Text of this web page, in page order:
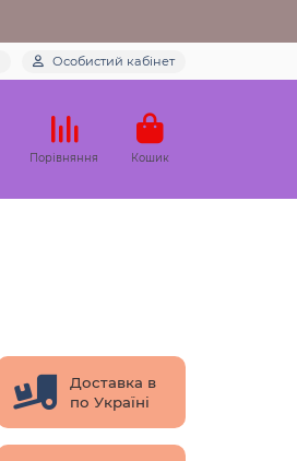
Особистий кабінет
Порівняння Кошик
Доставка в
по Україні